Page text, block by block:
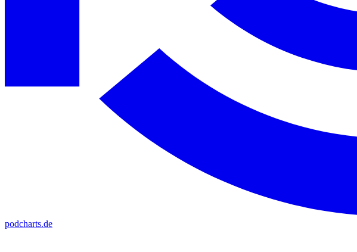
podcharts.de